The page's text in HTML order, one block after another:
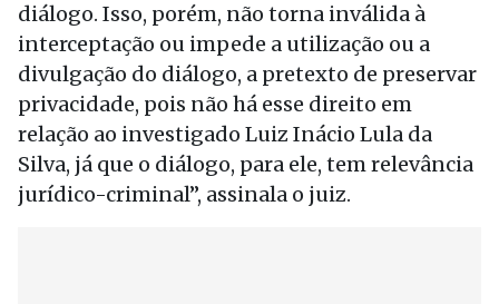
diálogo. Isso, porém, não torna inválida à
interceptação ou impede a utilização ou a
divulgação do diálogo, a pretexto de preservar
privacidade, pois não há esse direito em
relação ao investigado Luiz Inácio Lula da
Silva, já que o diálogo, para ele, tem relevância
jurídico-criminal”, assinala o juiz.